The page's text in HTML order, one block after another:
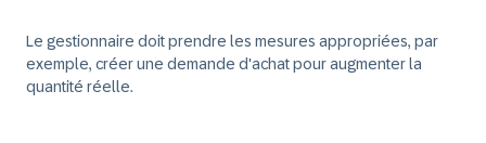
Le gestionnaire doit prendre les mesures appropriées, par
exemple, créer une demande d'achat pour augmenter la
quantité réelle.